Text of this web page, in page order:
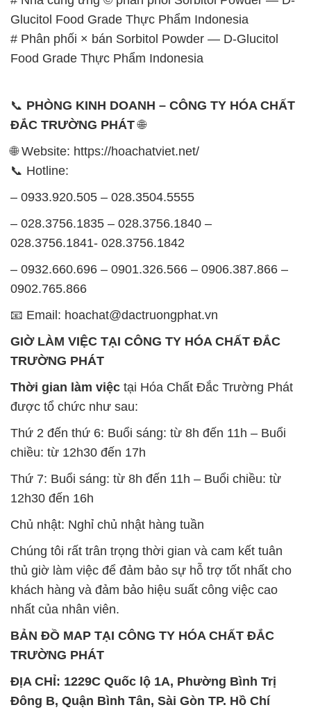
Glucitol Food Grade Thực Phẩm Indonesia
# Phân phối × bán Sorbitol Powder — D-Glucitol
Food Grade Thực Phẩm Indonesia
📞 PHÒNG KINH DOANH – CÔNG TY HÓA CHẤT
ĐẮC TRƯỜNG PHÁT🌐
🌐 Website: https://hoachatviet.net/
📞 Hotline:
– 0933.920.505 – 028.3504.5555
– 028.3756.1835 – 028.3756.1840 –
028.3756.1841- 028.3756.1842
– 0932.660.696 – 0901.326.566 – 0906.387.866 –
0902.765.866
📧 Email: hoachat@dactruongphat.vn
GIỜ LÀM VIỆC TẠI CÔNG TY HÓA CHẤT ĐẮC
TRƯỜNG PHÁT
Thời gian làm việc tại Hóa Chất Đắc Trường Phát
được tổ chức như sau:
Thứ 2 đến thứ 6: Buổi sáng: từ 8h đến 11h – Buổi
chiều: từ 12h30 đến 17h
Thứ 7: Buổi sáng: từ 8h đến 11h – Buổi chiều: từ
12h30 đến 16h
Chủ nhật: Nghỉ chủ nhật hàng tuần
Chúng tôi rất trân trọng thời gian và cam kết tuân
thủ giờ làm việc để đảm bảo sự hỗ trợ tốt nhất cho
khách hàng và đảm bảo hiệu suất công việc cao
nhất của nhân viên.
BẢN ĐỒ MAP TẠI CÔNG TY HÓA CHẤT ĐẮC
TRƯỜNG PHÁT
ĐỊA CHỈ: 1229C Quốc lộ 1A, Phường Bình Trị
Đông B, Quận Bình Tân, Sài Gòn TP. Hồ Chí